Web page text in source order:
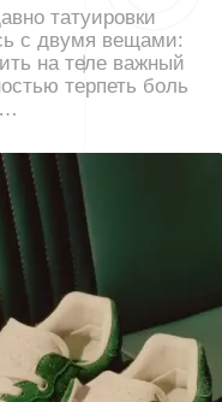
татуировки
с двумя вещами:
на теле важный
терпеть боль